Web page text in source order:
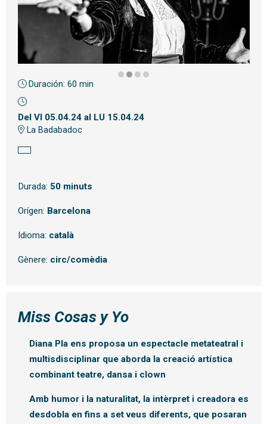
Diapositiva 2 de 4
Duración: 60 min
Del VI 05.04.24al LU 15.04.24
La Badabadoc
Durada: 50 minuts
Orígen: Barcelona
Idioma: català
Gènere: circ/comèdia
Miss Cosas y Yo
Diana Pla ens proposa un espectacle metateatral i
multisdisciplinar que aborda la creació artística
combinant teatre, dansa i clown
Amb humor i la naturalitat, la intèrpret i creadora es
desdobla en fins a set veus diferents, que posaran